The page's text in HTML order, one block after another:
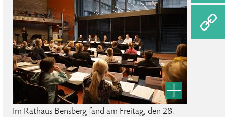
Im Rathaus Bensberg fand am Freitag, den 28.